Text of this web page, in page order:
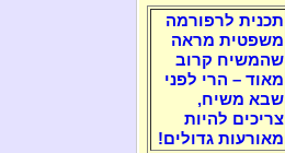
תכנית לרפורמה
משפטית מראה
שהמשיח קרוב
מאוד – הרי לפני
שבא משיח,
צריכים להיות
מאורעות גדולים!